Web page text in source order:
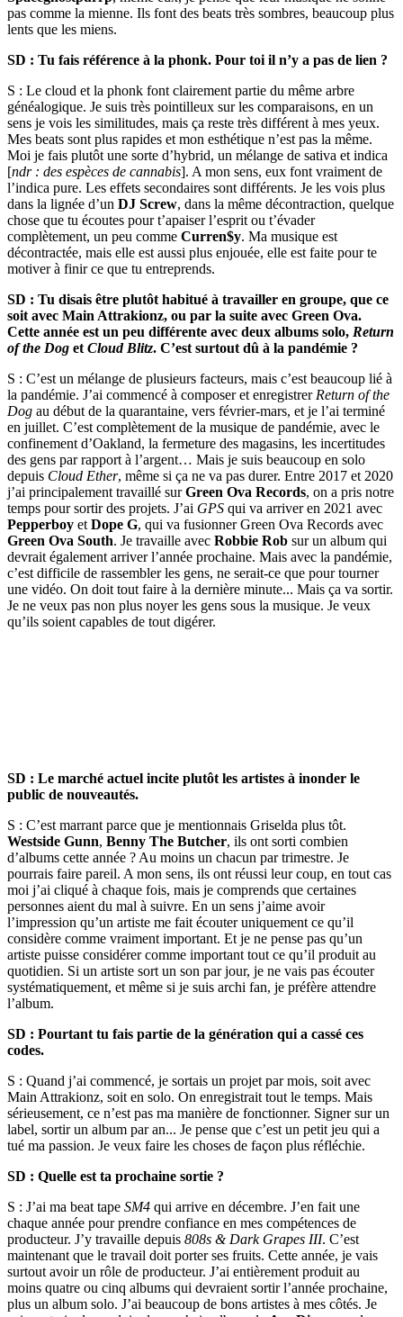
pas comme la mienne. Ils font des beats très sombres, beaucoup plus
lents que les miens.
SD : Tu fais référence à la phonk. Pour toi il n’y a pas de lien ?
S : Le cloud et la phonk font clairement partie du même arbre
généalogique. Je suis très pointilleux sur les comparaisons, en un
sens je vois les similitudes, mais ça reste très différent à mes yeux.
Mes beats sont plus rapides et mon esthétique n’est pas la même.
Moi je fais plutôt une sorte d’hybrid, un mélange de sativa et indica
[ndr : des espèces de cannabis]. A mon sens, eux font vraiment de
l’indica pure. Les effets secondaires sont différents. Je les vois plus
dans la lignée d’un DJ Screw, dans la même décontraction, quelque
chose que tu écoutes pour t’apaiser l’esprit ou t’évader
complètement, un peu comme Curren$y. Ma musique est
décontractée, mais elle est aussi plus enjouée, elle est faite pour te
motiver à finir ce que tu entreprends.
SD : Tu disais être plutôt habitué à travailler en groupe, que ce
soit avec Main Attrakionz, ou par la suite avec Green Ova.
Cette année est un peu différente avec deux albums solo, Return
of the Dog et Cloud Blitz. C’est surtout dû à la pandémie ?
S : C’est un mélange de plusieurs facteurs, mais c’est beaucoup lié à
la pandémie. J’ai commencé à composer et enregistrer Return of the
Dog au début de la quarantaine, vers février-mars, et je l’ai terminé
en juillet. C’est complètement de la musique de pandémie, avec le
confinement d’Oakland, la fermeture des magasins, les incertitudes
des gens par rapport à l’argent… Mais je suis beaucoup en solo
depuis Cloud Ether, même si ça ne va pas durer. Entre 2017 et 2020
j’ai principalement travaillé surGreen Ova Records, on a pris notre
temps pour sortir des projets. J’ai GPS qui va arriver en 2021 avec
Pepperboy et Dope G, qui va fusionner Green Ova Records avec
Green Ova South. Je travaille avec Robbie Rob sur un album qui
devrait également arriver l’année prochaine. Mais avec la pandémie,
c’est difficile de rassembler les gens, ne serait-ce que pour tourner
une vidéo. On doit tout faire à la dernière minute... Mais ça va sortir.
Je ne veux pas non plus noyer les gens sous la musique. Je veux
qu’ils soient capables de tout digérer.
SD : Le marché actuel incite plutôt les artistes à inonder le
public de nouveautés.
S : C’est marrant parce que je mentionnais Griselda plus tôt.
Westside Gunn, Benny The Butcher, ils ont sorti combien
d’albums cette année ? Au moins un chacun par trimestre. Je
pourrais faire pareil. A mon sens, ils ont réussi leur coup, en tout cas
moi j’ai cliqué à chaque fois, mais je comprends que certaines
personnes aient du mal à suivre. En un sens j’aime avoir
l’impression qu’un artiste me fait écouter uniquement ce qu’il
considère comme vraiment important. Et je ne pense pas qu’un
artiste puisse considérer comme important tout ce qu’il produit au
quotidien. Si un artiste sort un son par jour, je ne vais pas écouter
systématiquement, et même si je suis archi fan, je préfère attendre
l’album.
SD : Pourtant tu fais partie de la génération qui a cassé ces
codes.
S : Quand j’ai commencé, je sortais un projet par mois, soit avec
Main Attrakionz, soit en solo. On enregistrait tout le temps. Mais
sérieusement, ce n’est pas ma manière de fonctionner. Signer sur un
label, sortir un album par an... Je pense que c’est un petit jeu qui a
tué ma passion. Je veux faire les choses de façon plus réfléchie.
SD : Quelle est ta prochaine sortie ?
S : J’ai ma beat tape SM4 qui arrive en décembre. J’en fait une
chaque année pour prendre confiance en mes compétences de
producteur. J’y travaille depuis 808s & Dark Grapes III. C’est
maintenant que le travail doit porter ses fruits. Cette année, je vais
surtout avoir un rôle de producteur. J’ai entièrement produit au
moins quatre ou cinq albums qui devraient sortir l’année prochaine,
plus un album solo. J’ai beaucoup de bons artistes à mes côtés. Je